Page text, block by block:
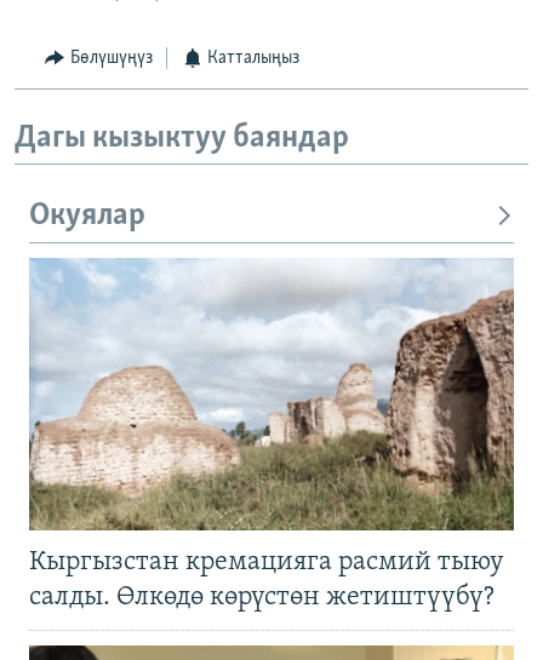
Бөлүшүңүз Катталыңыз
Дагы кызыктуу баяндар
Окуялар
Кыргызстан кремацияга расмий тыюу
салды. Өлкөдө көрүстөн жетиштүүбү?